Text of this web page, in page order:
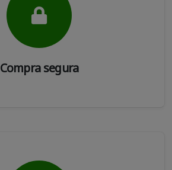
Compra segura